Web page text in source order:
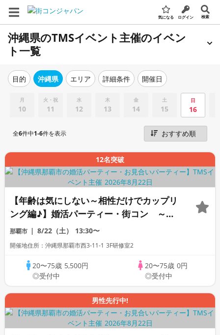
気になる ログイン 検索
沖縄県のTMSイベント主催のイベン
ト一覧
目的 沖縄県 エリア 詳細条件 開催日
月
10
火・祝
11
水
12
木
13
金
14
土
15
日
16
全6件中1-6件を表示
12名突破
【年齢は気にしない～相性だけでカップリ
ング編♪】婚活パーティー・街コン ～真
剣な出会い～
那覇市 8/22（土） 13:30〜
開催地住所：沖縄県那覇市西3-11-1 3F研修室2
20〜75歳 5,500円
◎受付中
20〜75歳 0円
◎受付中
男性先行中!